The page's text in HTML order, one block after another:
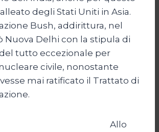
degli Stati Uniti in Asia.
Bush, addirittura, nel
Nuova Delhi con la stipula di
tutto eccezionale per
nucleare civile, nonostante
mai ratificato il Trattato di
Allo